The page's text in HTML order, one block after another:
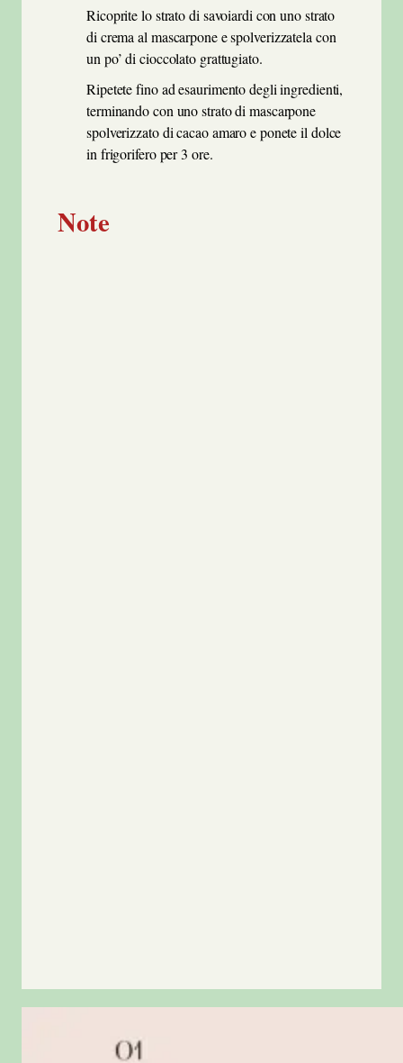
Ricoprite lo strato di savoiardi con uno strato
di crema al mascarpone e spolverizzatela con
un po’ di cioccolato grattugiato.
Ripetete fino ad esaurimento degli ingredienti,
terminando con uno strato di mascarpone
spolverizzato di cacao amaro e ponete il dolce
in frigorifero per 3 ore.
Note